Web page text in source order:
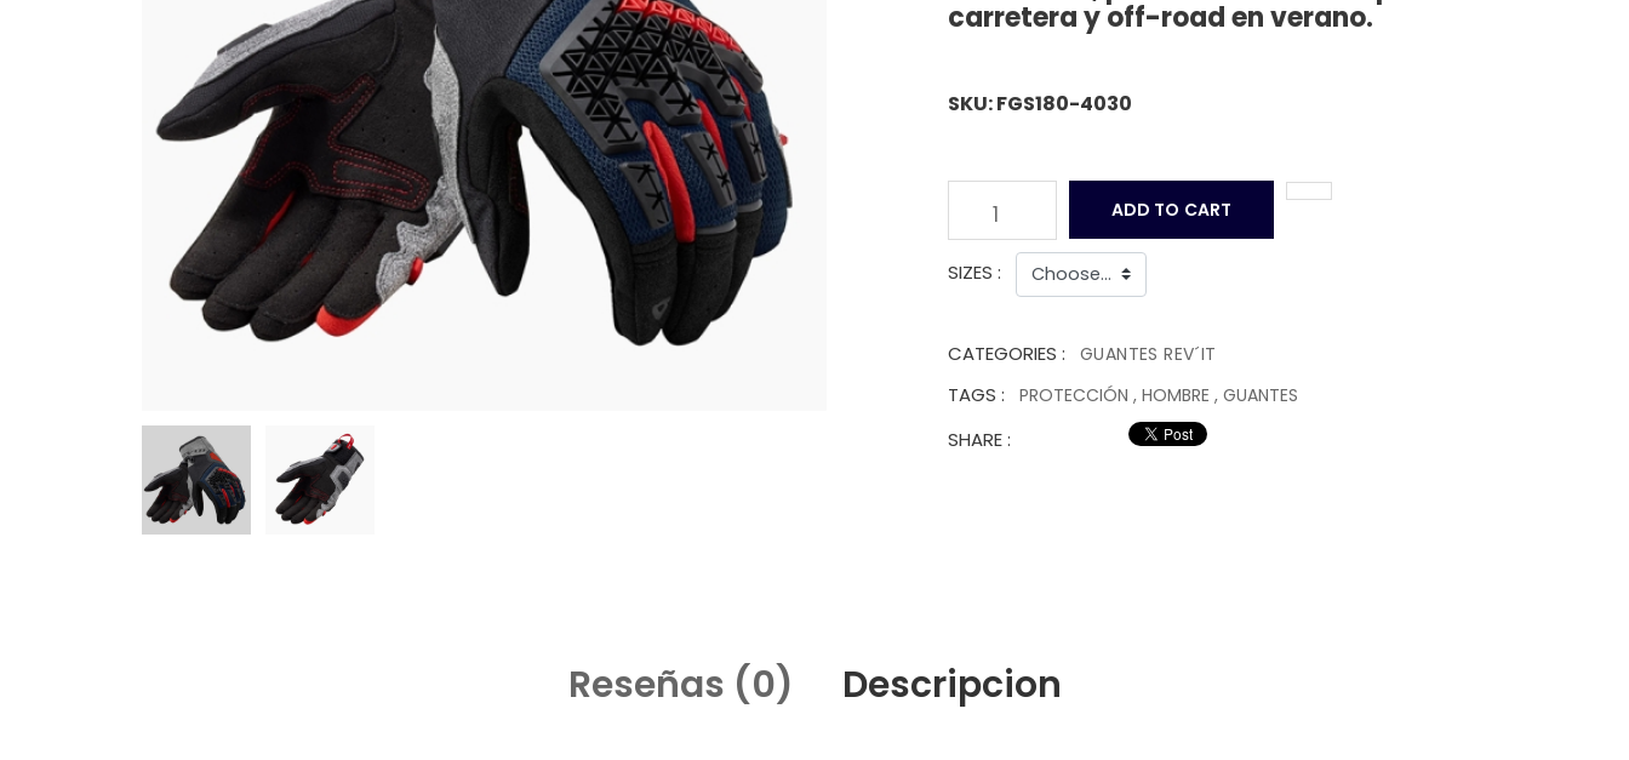
carretera y off-road en verano.
SKU: FGS180-4030
1 ADD TO CART
SIZES :
CATEGORIES : GUANTES REV´IT
TAGS : PROTECCIÓN , HOMBRE , GUANTES
SHARE :
Reseñas (0) Descripcion